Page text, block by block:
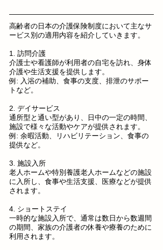
高齢者の日本の介護保険制度において主なサ
ービス別の適用内容を紹介していきます。
1. 訪問介護
介護士や看護師が利用者の自宅を訪れ、身体
介護や生活支援を提供します。
例: 入浴の補助、食事の支度、排泄のサポー
トなど。
2. デイサービス
通所型と通い型があり、日中の一定の時間、
施設で様々な活動やケアが提供されます。
例: 余暇活動、リハビリテーション、食事の
提供など。
3. 施設入所
老人ホームや特別養護老人ホームなどの施設
に入所し、食事や生活支援、医療などが提供
されます。
4. ショートステイ
一時的な施設入所で、通常は数日から数週間
の期間、家族の介護者の休養や療養のために
利用されます。